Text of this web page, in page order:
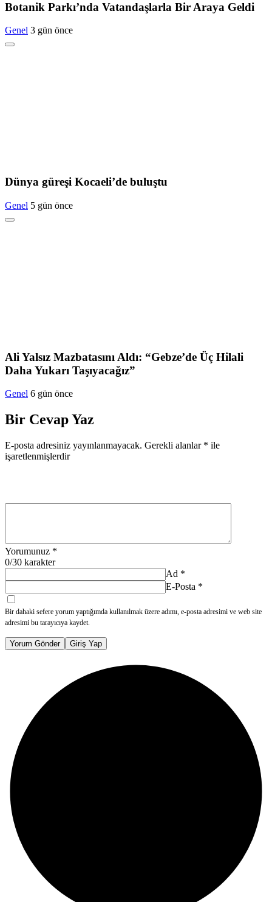
Botanik Parkı’nda Vatandaşlarla Bir Araya Geldi
Genel 3 gün önce
Dünya güreşi Kocaeli’de buluştu
Genel 5 gün önce
Ali Yalsız Mazbatasını Aldı: “Gebze’de Üç Hilali
Daha Yukarı Taşıyacağız”
Genel 6 gün önce
Bir Cevap Yaz
E-posta adresiniz yayınlanmayacak. Gerekli alanlar * ile
işaretlenmişlerdir
Yorumunuz *
0/30 karakter
Ad *
E-Posta *
Bir dahaki sefere yorum yaptığımda kullanılmak üzere adımı, e-posta adresimi ve web site
adresimi bu tarayıcıya kaydet.
Yorum Gönder Giriş Yap